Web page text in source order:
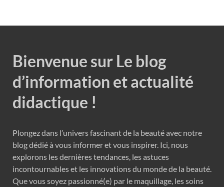
Bienvenue sur Le blog
d’information et actualité
didactique !
Plongez dans l’univers fascinant de la beauté avec notre
blog dédié à vous informer et vous inspirer. Ici, nous
explorons les dernières tendances, les astuces
incontournables et les innovations du monde de la beauté.
Que vous soyez passionné(e) par le maquillage, les soins